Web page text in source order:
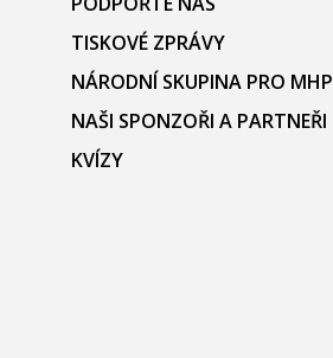
TISKOVÉ ZPRÁVY
NÁRODNÍ SKUPINA PRO MHP
NAŠI SPONZOŘI A PARTNEŘI
KVÍZY